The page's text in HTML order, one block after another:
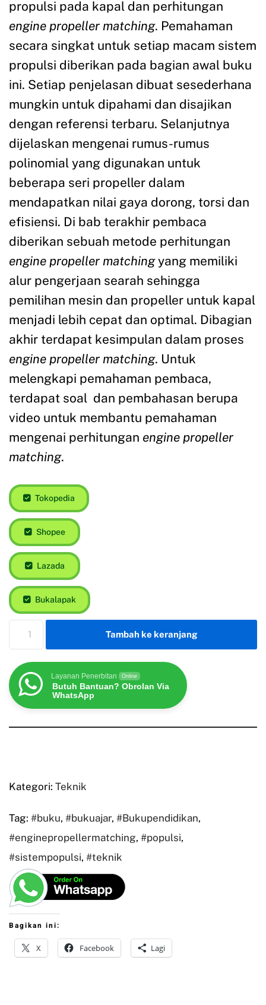
propulsi pada kapal dan perhitungan
engine propeller matching. Pemahaman
secara singkat untuk setiap macam sistem
propulsi diberikan pada bagian awal buku
ini. Setiap penjelasan dibuat sesederhana
mungkin untuk dipahami dan disajikan
dengan referensi terbaru. Selanjutnya
dijelaskan mengenai rumus-rumus
polinomial yang digunakan untuk
beberapa seri propeller dalam
mendapatkan nilai gaya dorong, torsi dan
efisiensi. Di bab terakhir pembaca
diberikan sebuah metode perhitungan
engine propeller matchingyang memiliki
alur pengerjaan searah sehingga
pemilihan mesin dan propeller untuk kapal
menjadi lebih cepat dan optimal. Dibagian
akhir terdapat kesimpulan dalam proses
engine propeller matching. Untuk
melengkapi pemahaman pembaca,
terdapat soal dan pembahasan berupa
video untuk membantu pemahaman
mengenai perhitungan engine propeller
matching.
Tokopedia
Shopee
Lazada
Bukalapak
Tambah ke keranjang
Layanan Penerbitan Online
Butuh Bantuan? Obrolan Via
WhatsApp
Kategori: Teknik
Tag: #buku, #bukuajar, #Bukupendidikan,
#enginepropellermatching, #populsi,
#sistempopulsi, #teknik
Bagikan ini:
X Facebook Lagi